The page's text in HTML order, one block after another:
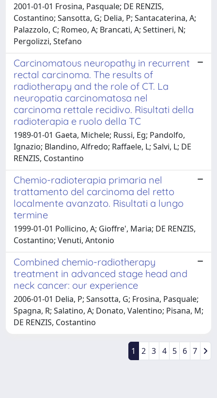
2001-01-01 Frosina, Pasquale; DE RENZIS,
Costantino; Sansotta, G; Delia, P; Santacaterina, A;
Palazzolo, C; Romeo, A; Brancati, A; Settineri, N;
Pergolizzi, Stefano
Carcinomatous neuropathy in recurrent
rectal carcinoma. The results of
radiotherapy and the role of CT. La
neuropatia carcinomatosa nel
carcinoma rettale recidivo. Risultati della
radioterapia e ruolo della TC
1989-01-01 Gaeta, Michele; Russi, Eg; Pandolfo,
Ignazio; Blandino, Alfredo; Raffaele, L; Salvi, L; DE
RENZIS, Costantino
Chemio-radioterapia primaria nel
trattamento del carcinoma del retto
localmente avanzato. Risultati a lungo
termine
1999-01-01 Pollicino, A; Gioffre', Maria; DE RENZIS,
Costantino; Venuti, Antonio
Combined chemio-radiotherapy
treatment in advanced stage head and
neck cancer: our experience
2006-01-01 Delia, P; Sansotta, G; Frosina, Pasquale;
Spagna, R; Salatino, A; Donato, Valentino; Pisana, M;
DE RENZIS, Costantino
1 2 3 4 5 6 7